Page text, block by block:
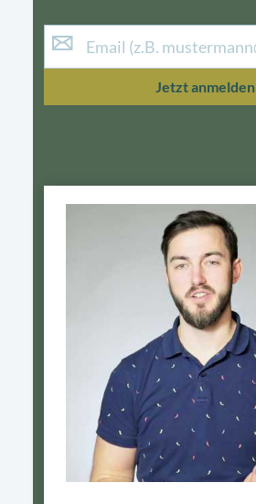
Jetzt anmelden